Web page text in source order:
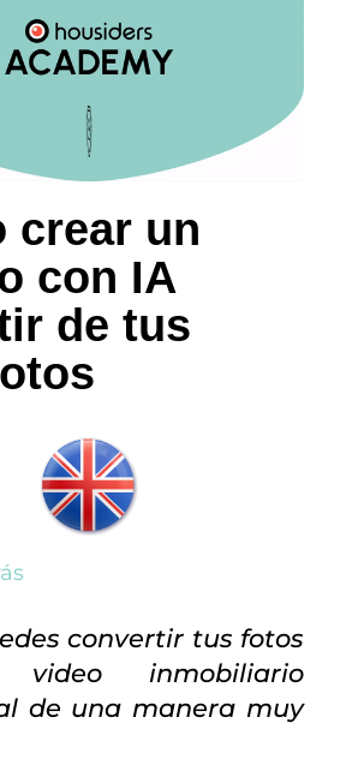
crear un
con IA
de tus
convertir tus fotos
inmobiliario
de una manera muy